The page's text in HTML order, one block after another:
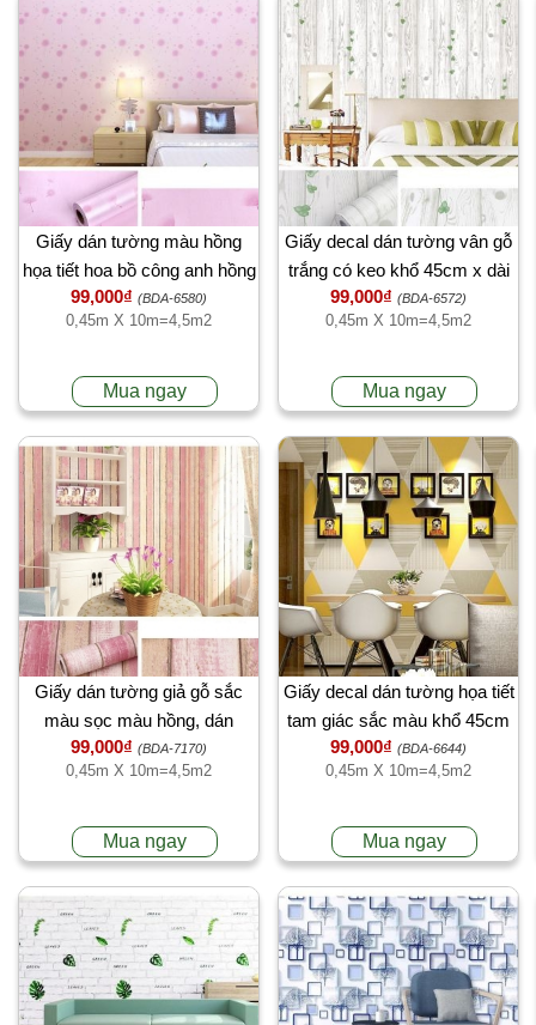
Giấy dán tường màu hồng
họa tiết hoa bồ công anh hồng
99,000₫ (BDA-6580)
0,45m X 10m=4,5m2
Mua ngay
Giấy decal dán tường vân gỗ
trắng có keo khổ 45cm x dài
10 mét
99,000₫ (BDA-6572)
0,45m X 10m=4,5m2
Mua ngay
Giấy dán tường giả gỗ sắc
màu sọc màu hồng, dán
tường phòng khách, khổ
45cm sau dán 4,5m2 tại
99,000₫ (BDA-7170)
0,45m X 10m=4,5m2
Mua ngay
Giấy decal dán tường họa tiết
tam giác sắc màu khổ 45cm
99,000₫ (BDA-6644)
0,45m X 10m=4,5m2
Mua ngay